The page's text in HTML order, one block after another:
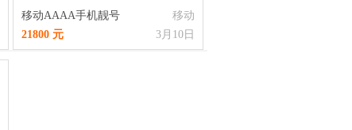
移动AAAA手机靓号
移动
3月10日
21800 元